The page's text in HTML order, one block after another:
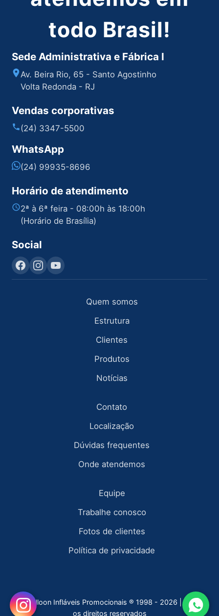
todo Brasil!
Sede Administrativa e Fábrica I
Av. Beira Rio, 65 - Santo Agostinho
Volta Redonda - RJ
Vendas corporativas
(24) 3347-5500
WhatsApp
(24) 99935-8696
Horário de atendimento
2ª à 6ª feira - 08:00h às 18:00h
(Horário de Brasília)
Social
Quem somos
Estrutura
Clientes
Produtos
Notícias
Contato
Localização
Dúvidas frequentes
Onde atendemos
Equipe
Trabalhe conosco
Fotos de clientes
Política de privacidade
Fly Balloon Infláveis Promocionais ® 1998 - 2026 | todos
os direitos reservados